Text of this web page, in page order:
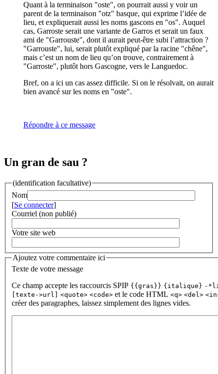
Quant à la terminaison "oste", on pourrait aussi y voir un
parent de la terminaison "otz" basque, qui exprime l’idée de
lieu, et expliquerait aussi les noms gascons en "os". Auquel
cas, Garroste serait une variante de Garros et serait un faux
ami de "Garrouste", dont il aurait peut-être subi l’attraction ?
"Garrouste", lui, serait plutôt expliqué par la racine "chêne",
mais c’est un nom de lieu qu’on trouve, contrairement à
"Garroste", plutôt hors Gascogne, vers le Languedoc.
Bref, on a ici un cas assez difficile. Si on le résolvait, on aurait
bien avancé sur les noms en "oste".
Répondre à ce message
Un gran de sau ?
(identification facultative)
Nom
[Se connecter]
Courriel (non publié)
Votre site web
Ajoutez votre commentaire ici
Texte de votre message
Ce champ accepte les raccourcis SPIP {{gras}} {italique} -
[texte->url]
<quote> <code> et le code HTML <q> <del>
créer des paragraphes, laissez simplement des lignes vides.